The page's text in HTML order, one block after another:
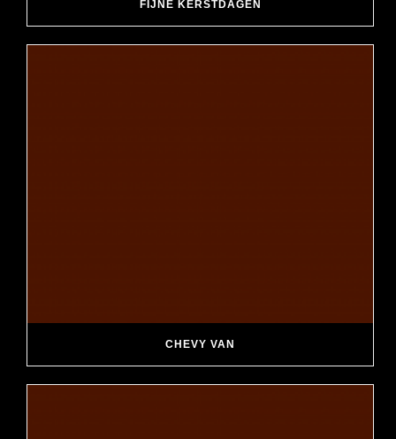
FIJNE KERSTDAGEN
CHEVY VAN